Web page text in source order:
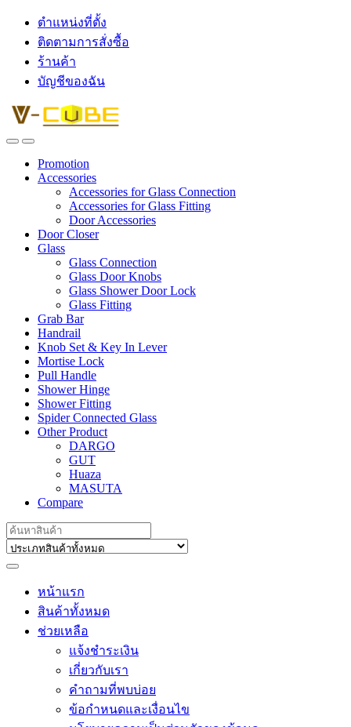
ตำแหน่งที่ตั้ง
ติดตามการสั่งซื้อ
ร้านค้า
บัญชีของฉัน
Promotion
Accessories
Accessories for Glass Connection
Accessories for Glass Fitting
Door Accessories
Door Closer
Glass
Glass Connection
Glass Door Knobs
Glass Shower Door Lock
Glass Fitting
Grab Bar
Handrail
Knob Set & Key In Lever
Mortise Lock
Pull Handle
Shower Hinge
Shower Fitting
Spider Connected Glass
Other Product
DARGO
GUT
Huaza
MASUTA
Compare
Search
for:
หน้าแรก
สินค้าทั้งหมด
ช่วยเหลือ
แจ้งชำระเงิน
เกี่ยวกับเรา
คำถามที่พบบ่อย
ข้อกำหนดและเงื่อนไข